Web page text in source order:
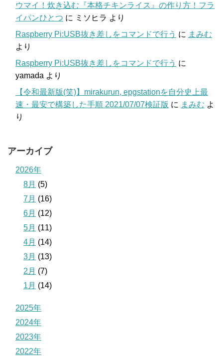
ウマイ！炊き込む『本格チキンライス』の作り方！フラ
イパンひとつ に ミソヒラ より
Raspberry Pi:USB抜き差しをコマンドで行う に まみむ
より
Raspberry Pi:USB抜き差しをコマンドで行う に
yamada より
【令和最新版(笑)】mirakurun, epgstationを自分史上最
速・最安で構築した手順 2021/07/07検証版 に まみむ よ
り
アーカイブ
2026年
8月 (5)
7月 (16)
6月 (12)
5月 (11)
4月 (14)
3月 (13)
2月 (7)
1月 (14)
2025年
2024年
2023年
2022年